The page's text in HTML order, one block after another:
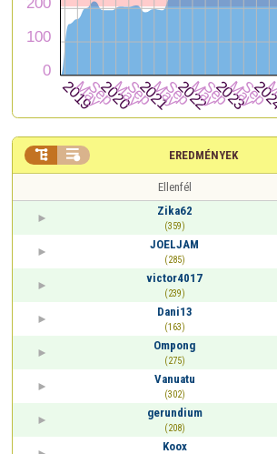
EREDMÉNYEK
 
Ellenfél
Zika62
(359)
JOELJAM
(285)
victor4017
(239)
Dani13
(163)
Ompong
(275)
Vanuatu
(302)
gerundium
(208)
Koox